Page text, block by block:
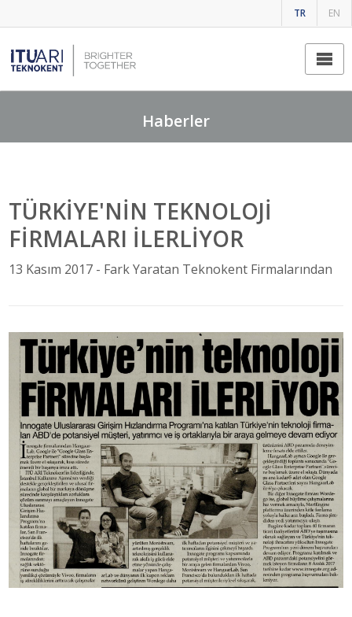
TR EN
Fark Yaratan Teknokent Firmalarından
Haberler
TÜRKİYE'NİN TEKNOLOJİ
FİRMALARI İLERLİYOR
13 Kasım 2017 - Fark Yaratan Teknokent Firmalarından